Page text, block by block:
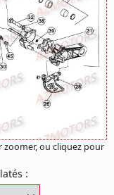
ou cliquez pour
: